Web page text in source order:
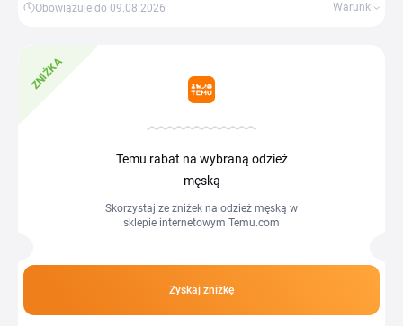
Obowiązuje do 09.08.2026 Warunki
ZNIŻKA
Temu rabat na wybraną odzież
męską
Skorzystaj ze zniżek na odzież męską w
sklepie internetowym Temu.com
Zyskaj zniżkę